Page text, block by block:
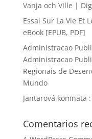
Vanja och Ville |
Essai Sur La Vie Et
eBook [EPUB, PDF]
Administracao
Administracao
Regionais de
Mundo
Jantarová komnata :
Comentarios